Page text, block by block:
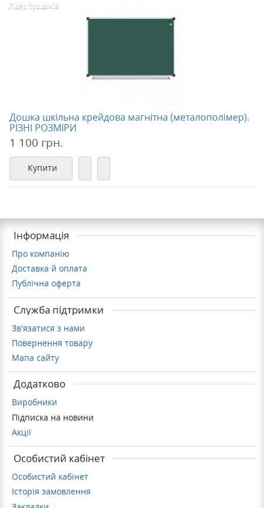
Лідер продажів!
Дошка шкільна крейдова магнітна (металополімер).
РІЗНІ РОЗМІРИ
1 100 грн.
Купити
Інформація
Про компанію
Доставка й оплата
Публічна оферта
Служба підтримки
Зв'язатися з нами
Повернення товару
Мапа сайту
Додатково
Виробники
Підписка на новини
Акції
Особистий кабінет
Особистий кабінет
Історія замовлення